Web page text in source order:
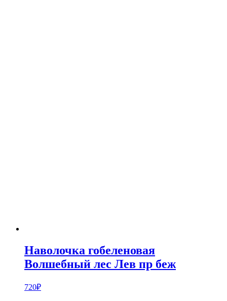
Наволочка гобеленовая
Волшебный лес Лев пр беж
720₽